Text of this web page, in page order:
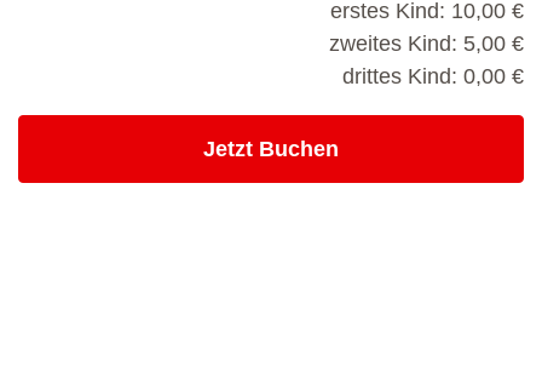
erstes Kind: 10,00 €
zweites Kind: 5,00 €
drittes Kind: 0,00 €
Jetzt Buchen